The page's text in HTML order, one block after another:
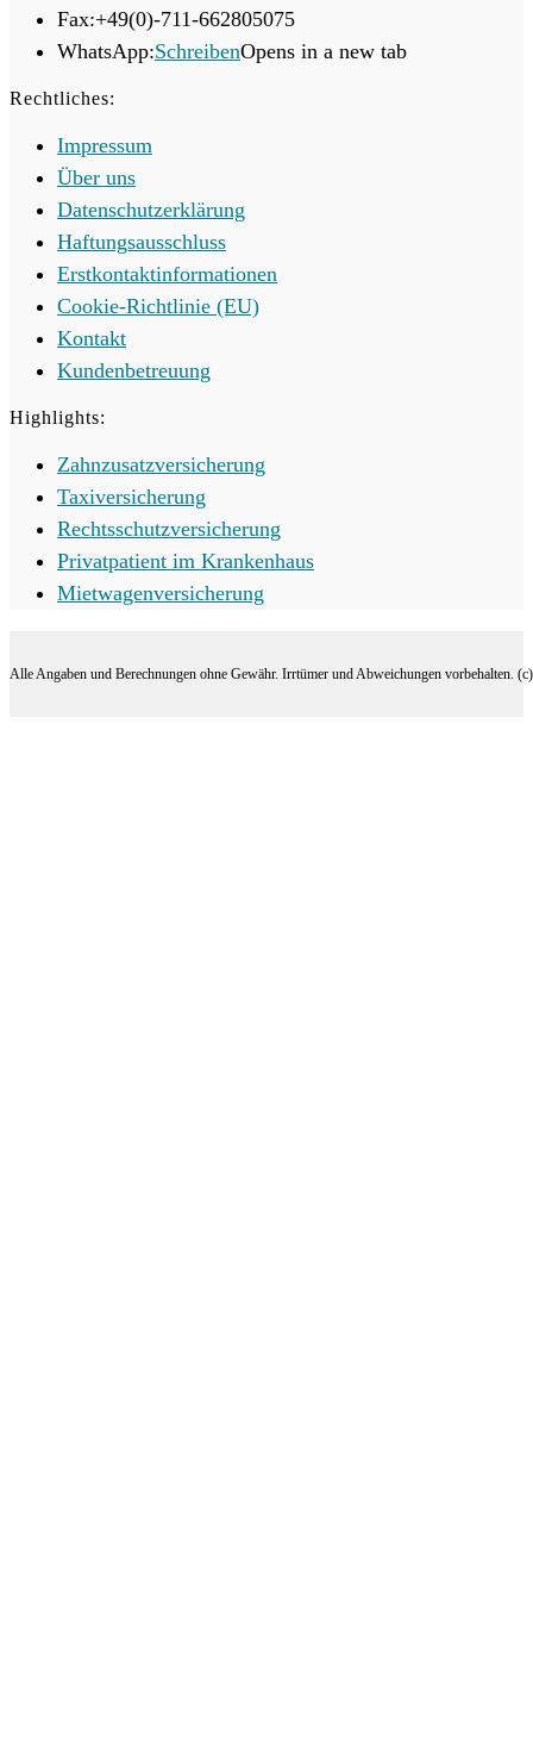
Fax:+49(0)-711-662805075
WhatsApp:SchreibenOpens in a new tab
Rechtliches:
Impressum
Über uns
Datenschutzerklärung
Haftungsausschluss
Erstkontaktinformationen
Cookie-Richtlinie (EU)
Kontakt
Kundenbetreuung
Highlights:
Zahnzusatzversicherung
Taxiversicherung
Rechtsschutzversicherung
Privatpatient im Krankenhaus
Mietwagenversicherung
Alle Angaben und Berechnungen ohne Gewähr. Irrtümer und Abweichungen vorbehalten.